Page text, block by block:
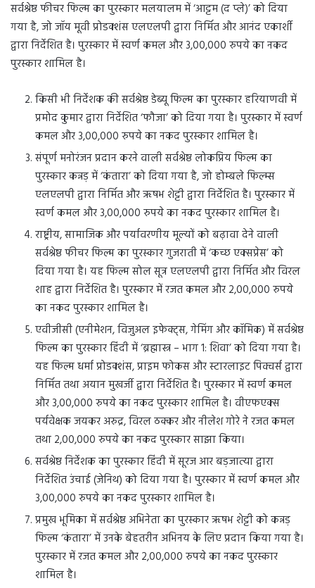
सर्वश्रेष्ठ फीचर फिल्म का पुरस्कार मलयालम में ‘आट्टम (द प्ले)’ को दिया
गया है, जो जॉय मूवी प्रोडक्शंस एलएलपी द्वारा निर्मित और आनंद एकार्शी
द्वारा निर्देशित है। पुरस्कार में स्वर्ण कमल और 3,00,000 रुपये का नकद
पुरस्कार शामिल है।
किसी भी निर्देशक की सर्वश्रेष्ठ डेब्यू फिल्म का पुरस्कार हरियाणवी में
प्रमोद कुमार द्वारा निर्देशित ‘फौजा’ को दिया गया है। पुरस्कार में स्वर्ण
कमल और 3,00,000 रुपये का नकद पुरस्कार शामिल है।
संपूर्ण मनोरंजन प्रदान करने वाली सर्वश्रेष्ठ लोकप्रिय फिल्म का
पुरस्कार कन्नड़ में ‘कंतारा’ को दिया गया है, जो होम्बले फिल्म्स
एलएलपी द्वारा निर्मित और ऋषभ शेट्टी द्वारा निर्देशित है। पुरस्कार में
स्वर्ण कमल और 3,00,000 रुपये का नकद पुरस्कार शामिल है।
राष्ट्रीय, सामाजिक और पर्यावरणीय मूल्यों को बढ़ावा देने वाली
सर्वश्रेष्ठ फीचर फिल्म का पुरस्कार गुजराती में ‘कच्छ एक्सप्रेस’ को
दिया गया है। यह फिल्म सोल सूत्र एलएलपी द्वारा निर्मित और विरल
शाह द्वारा निर्देशित है। पुरस्कार में रजत कमल और 2,00,000 रुपये
का नकद पुरस्कार शामिल है।
एवीजीसी (एनीमेशन, विजुअल इफेक्ट्स, गेमिंग और कॉमिक) में सर्वश्रेष्ठ
फिल्म का पुरस्कार हिंदी में ‘ब्रह्मास्त्र – भाग 1: शिवा’ को दिया गया है।
यह फिल्म धर्मा प्रोडक्शंस, प्राइम फोकस और स्टारलाइट पिक्चर्स द्वारा
निर्मित तथा अयान मुखर्जी द्वारा निर्देशित है। पुरस्कार में स्वर्ण कमल
और 3,00,000 रुपये का नकद पुरस्कार शामिल है। वीएफएक्स
पर्यवेक्षक जयकर अरुद्र, विरल ठक्कर और नीलेश गोरे ने रजत कमल
तथा 2,00,000 रुपये का नकद पुरस्कार साझा किया।
सर्वश्रेष्ठ निर्देशक का पुरस्कार हिंदी में सूरज आर बड़जात्या द्वारा
निर्देशित उंचाई (जेनिथ) को दिया गया है। पुरस्कार में स्वर्ण कमल और
3,00,000 रुपये का नकद पुरस्कार शामिल है।
प्रमुख भूमिका में सर्वश्रेष्ठ अभिनेता का पुरस्कार ऋषभ शेट्टी को कन्नड़
फिल्म ‘कंतारा’ में उनके बेहतरीन अभिनय के लिए प्रदान किया गया है।
पुरस्कार में रजत कमल और 2,00,000 रुपये का नकद पुरस्कार
शामिल है।